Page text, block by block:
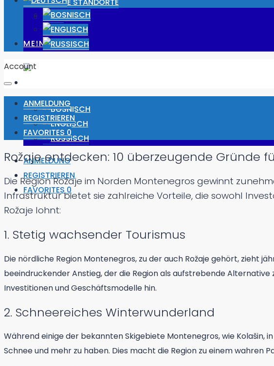
JOBS
MEIN PROFIL
ANMELDUNG
REGISTRIEREN
FAVORITES0
Account
ANMELDUNG
REGISTRIEREN
FAVORITES 0
Rožaje entdecken: 10 überzeugende Gründe
Die Region Rožaje im Norden Montenegros gewinnt
Infrastruktur bietet sie zahlreiche Vorteile, die sowohl
Rožaje lohnt:
1. Stetig wachsender Tourismus
Die nördliche Region Montenegros, zu der auch Rožaje gehört, zieht
beeindruckender Anstieg, der die Region als aufstrebende
Investitionen und Geschäftsmodelle hin.
2. Schneereiches Winterwunderland
Während einige der bekannten Skigebiete Montenegros, wie Kolašin,
Schnee und mehr zu haben. Dies macht die Region zu einem wahren